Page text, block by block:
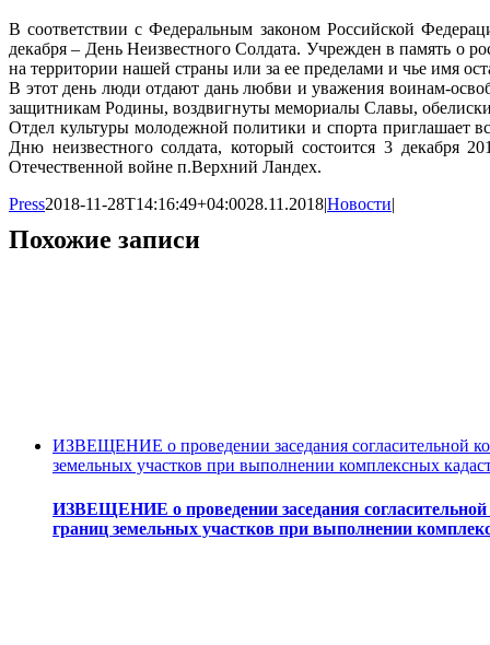
В соответствии с Федеральным законом Российской
декабря – День Неизвестного Солдата. Учрежден в память о
на территории нашей страны или за ее пределами и чье имя
В этот день люди отдают дань любви и уважения воинам-
защитникам Родины, воздвигнуты мемориалы Славы,
Отдел культуры молодежной политики и спорта приглашает
Дню неизвестного солдата, который состоится 3
Отечественной войне п.Верхний Ландех.
Press2018-11-28T14:16:49+04:0028.11.2018|Новости|
Похожие записи
ИЗВЕЩЕНИЕ о проведении заседания согласительной
земельных участков при выполнении комплексных
ИЗВЕЩЕНИЕ о проведении заседания согласительной
границ земельных участков при выполнении